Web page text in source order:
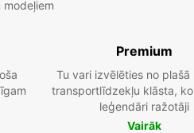
Premium
Tu vari izvēlēties no plašā
transportlīdzekļu klāsta,
leģendāri ražotāji
Vairāk